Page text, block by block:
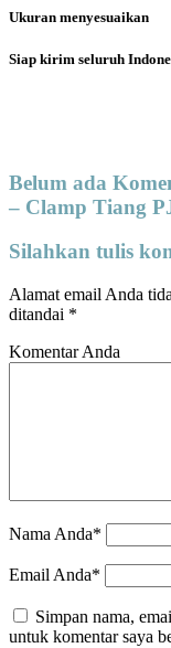
Ukuran menyesuaikan
Siap kirim seluruh
Belum ada
– Clamp Tiang
Silahkan tulis
Alamat email Anda
ditandai *
Komentar Anda
Nama Anda*
Email Anda*
Simpan nama,
untuk komentar saya